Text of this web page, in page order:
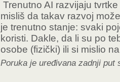
slijedecih generacija
Trenutno AI razvijaju
misliš da takav razvoj
je trenutno stanje: svaki
koristi. Dakle, da li su po
osobe (fizički) ili si mislio
Poruka je uređivana zadnji put